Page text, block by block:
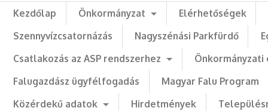
Kezdőlap Önkormányzat
Elérhetőségek
Szennyvízcsatornázás
Nagyszénási Parkfürdő
Csatlakozás az ASP rendszerhez
Falugazdász ügyfélfogadás
Magyar Falu Program
Közérdekű adatok
Hirdetmények